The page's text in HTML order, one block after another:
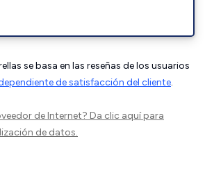
se basa en las reseñas de los usuarios
de satisfacción del cliente.
de Internet? Da clic aquípara
de datos.